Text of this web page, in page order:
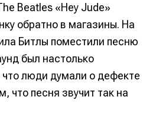
Beatles «Hey Jude»
обратно в магазины. На
Битлы поместили песню
был настолько
люди думали о дефекте
что песня звучит так на